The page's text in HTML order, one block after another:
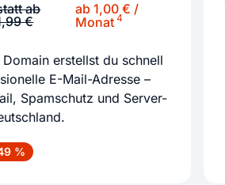
ab
€
ab 1,00 € /
Monat4
erstellst du schnell
E-Mail-Adresse –
Spamschutz und Server-
%